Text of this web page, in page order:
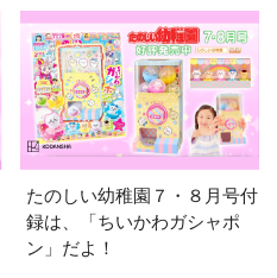
たのしい幼稚園７・８月号付
録は、「ちいかわガシャポ
ン」だよ！